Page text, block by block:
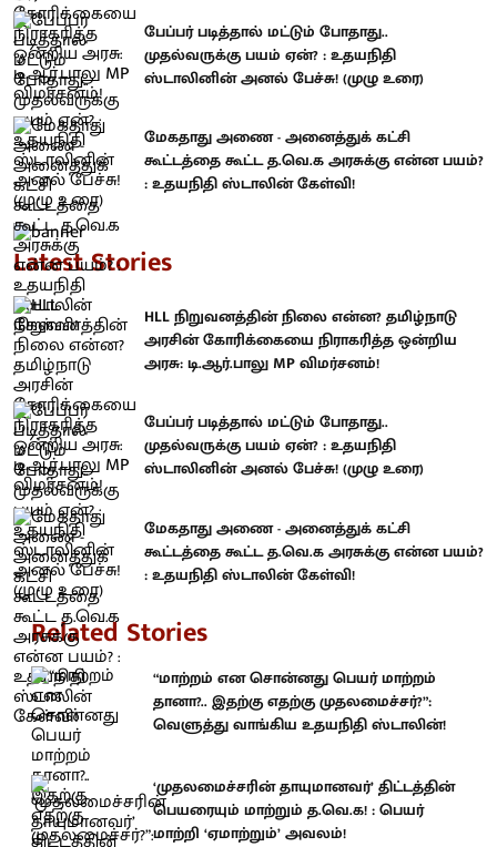
பேப்பர் படித்தால் மட்டும் போதாது..
முதல்வருக்கு பயம் ஏன்? : உதயநிதி
ஸ்டாலினின் அனல் பேச்சு! (முழு உரை)
மேகதாது அணை - அனைத்துக் கட்சி
கூட்டத்தை கூட்ட த.வெ.க அரசுக்கு என்ன பயம்?
: உதயநிதி ஸ்டாலின் கேள்வி!
Latest Stories
HLL நிறுவனத்தின் நிலை என்ன? தமிழ்நாடு
அரசின் கோரிக்கையை நிராகரித்த ஒன்றிய
அரசு: டி.ஆர்.பாலு MP விமர்சனம்!
பேப்பர் படித்தால் மட்டும் போதாது..
முதல்வருக்கு பயம் ஏன்? : உதயநிதி
ஸ்டாலினின் அனல் பேச்சு! (முழு உரை)
மேகதாது அணை - அனைத்துக் கட்சி
கூட்டத்தை கூட்ட த.வெ.க அரசுக்கு என்ன பயம்?
: உதயநிதி ஸ்டாலின் கேள்வி!
Related Stories
“மாற்றம் என சொன்னது பெயர் மாற்றம்
தானா?.. இதற்கு எதற்கு முதலமைச்சர்?”:
வெளுத்து வாங்கிய உதயநிதி ஸ்டாலின்!
‘முதலமைச்சரின் தாயுமானவர்’ திட்டத்தின்
பெயரையும் மாற்றும் த.வெ.க! : பெயர்
மாற்றி ‘ஏமாற்றும்’ அவலம்!